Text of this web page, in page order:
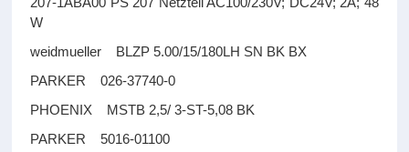
W
weidmueller BLZP 5.00/15/180LH SN BK BX
PARKER 026-37740-0
PHOENIX MSTB 2,5/ 3-ST-5,08 BK
PARKER 5016-01100